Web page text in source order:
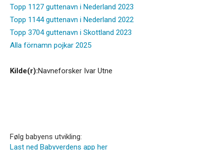
Topp 1127 guttenavn i Nederland 2023
Topp 1144 guttenavn i Nederland 2022
Topp 3704 guttenavn i Skottland 2023
Alla förnamn pojkar 2025
Kilde(r):Navneforsker Ivar Utne
Følg babyens utvikling:
Last ned Babyverdens app her